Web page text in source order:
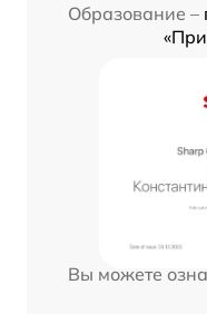
Образование –
Вы можете